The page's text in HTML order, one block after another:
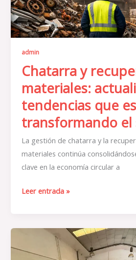
admin
Chatarra y
materiales:
tendencias que
transformando el
La gestión de chatarra y la
materiales continúa
clave en la economía circular a
tendencias
que
están
el
sector.
Leer entrada »
auge